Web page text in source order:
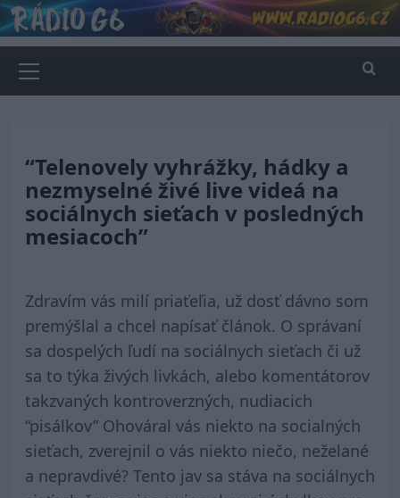
Skip
to
content
Menu
“Telenovely vyhrážky, hádky a
nezmyselné živé live videá na
sociálnych sieťach v posledných
mesiacoch”
Zdravím vás milí priaťeľia, už dosť dávno som
premýšlal a chcel napísať článok. O správaní
sa dospelých ľudí na sociálnych sieťach či už
sa to týka živých livkách, alebo komentátorov
takzvaných kontroverzných, nudiacich
“pisálkov” Ohováral vás niekto na socialných
sieťach, zverejnil o vás niekto niečo, neželané
a nepravdivé? Tento jav sa stáva na sociálnych